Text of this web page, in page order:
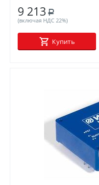
9 213 Р
(включая НДС 22%)
Купить